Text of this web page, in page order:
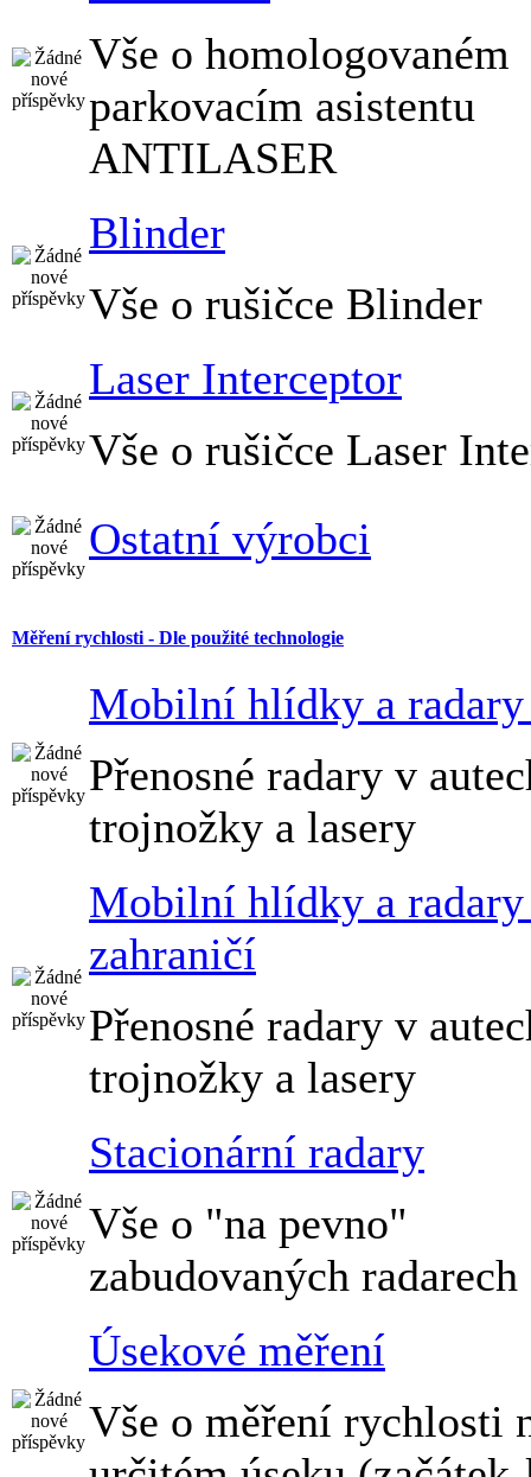
Vše o homologovaném
parkovacím asistentu
ANTILASER
Blinder
Vše o rušičce Blinder
Laser Interceptor
Vše o rušičce Laser
Ostatní výrobci
Měření rychlosti - Dle použité technologie
Mobilní hlídky a
Přenosné radary v
trojnožky a lasery
Mobilní hlídky a
zahraničí
Přenosné radary v
trojnožky a lasery
Stacionární radary
Vše o "na pevno"
zabudovaných radarech
Úsekové měření
Vše o měření rychlosti